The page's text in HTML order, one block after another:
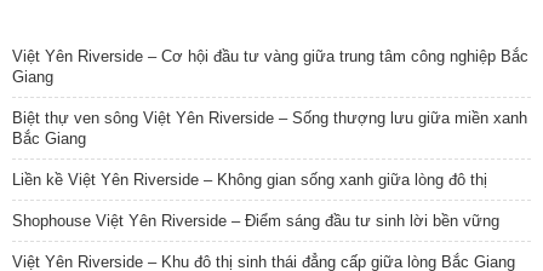
Việt Yên Riverside – Cơ hội đầu tư vàng giữa trung tâm công nghiệp Bắc
Giang
Biệt thự ven sông Việt Yên Riverside – Sống thượng lưu giữa miền xanh
Bắc Giang
Liền kề Việt Yên Riverside – Không gian sống xanh giữa lòng đô thị
Shophouse Việt Yên Riverside – Điểm sáng đầu tư sinh lời bền vững
Việt Yên Riverside – Khu đô thị sinh thái đẳng cấp giữa lòng Bắc Giang